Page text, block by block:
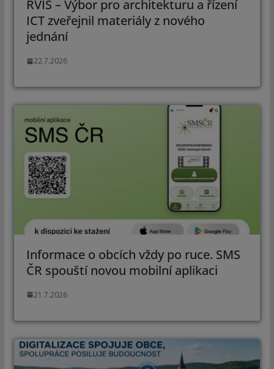
RVIS – Výbor pro architekturu a řízení
ICT zveřejnil materiály z nového
jednání
22.7.2026
Informace o obcích vždy po ruce. SMS
ČR spouští novou mobilní aplikaci
21.7.2026